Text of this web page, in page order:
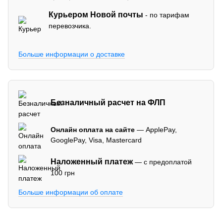
Курьером Новой почты - по тарифам
перевозчика.
Больше информации о доставке
Безналичный расчет на ФЛП
Онлайн оплата на сайте — ApplePay,
GooglePay, Visa, Mastercard
Наложенный платеж— с предоплатой
100 грн
Больше информации об оплате